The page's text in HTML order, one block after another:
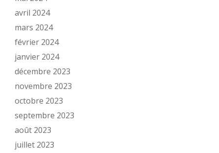
avril 2024
mars 2024
février 2024
janvier 2024
décembre 2023
novembre 2023
octobre 2023
septembre 2023
août 2023
juillet 2023